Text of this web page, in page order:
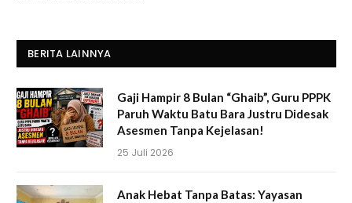
BERITA LAINNYA
Gaji Hampir 8 Bulan “Ghaib”, Guru PPPK
Paruh Waktu Batu Bara Justru Didesak
Asesmen Tanpa Kejelasan!
25 Juli 2026
Anak Hebat Tanpa Batas: Yayasan